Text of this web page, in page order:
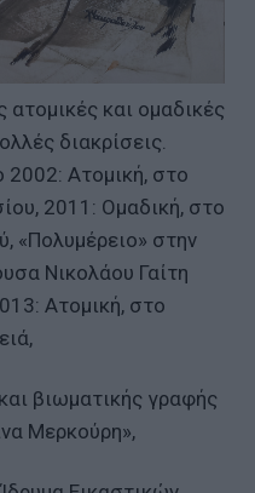
και ομαδικές
διακρίσεις.
2002: Ατομική, στο
2011: Ομαδική, στο
«Πολυμέρειο» στην
Νικολάου Γαίτη
Ατομική, στο
βιωματικής γραφής
Μερκούρη»,